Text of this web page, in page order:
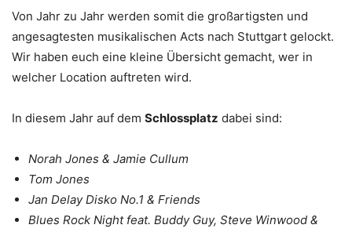
Von Jahr zu Jahr werden somit die großartigsten und
angesagtesten musikalischen Acts nach Stuttgart gelockt.
Wir haben euch eine kleine Übersicht gemacht, wer in
welcher Location auftreten wird.
In diesem Jahr auf dem Schlossplatz dabei sind:
Norah Jones & Jamie Cullum
Tom Jones
Jan Delay Disko No.1 & Friends
Blues Rock Night feat. Buddy Guy, Steve Winwood &